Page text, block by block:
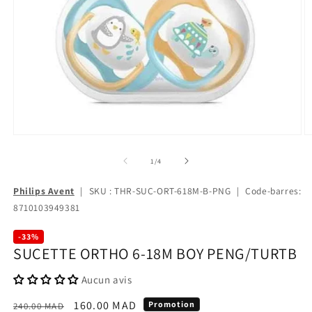
1 /de
4
Philips Avent | SKU : THR-SUC-ORT-618M-B-PNG | Code-barres:
8710103949381
-33%
SUCETTE ORTHO 6-18M BOY PENG/TURTB
Aucun avis
Prix
240.00 MAD
Prix
160.00 MAD Promotion